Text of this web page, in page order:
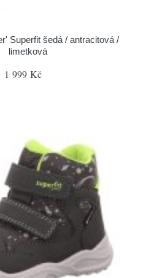
Superfit šedá / antracitová /
limetková
1 999 Kč